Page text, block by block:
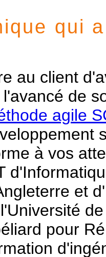
qui
au client
de
agile
à vos
et
pour